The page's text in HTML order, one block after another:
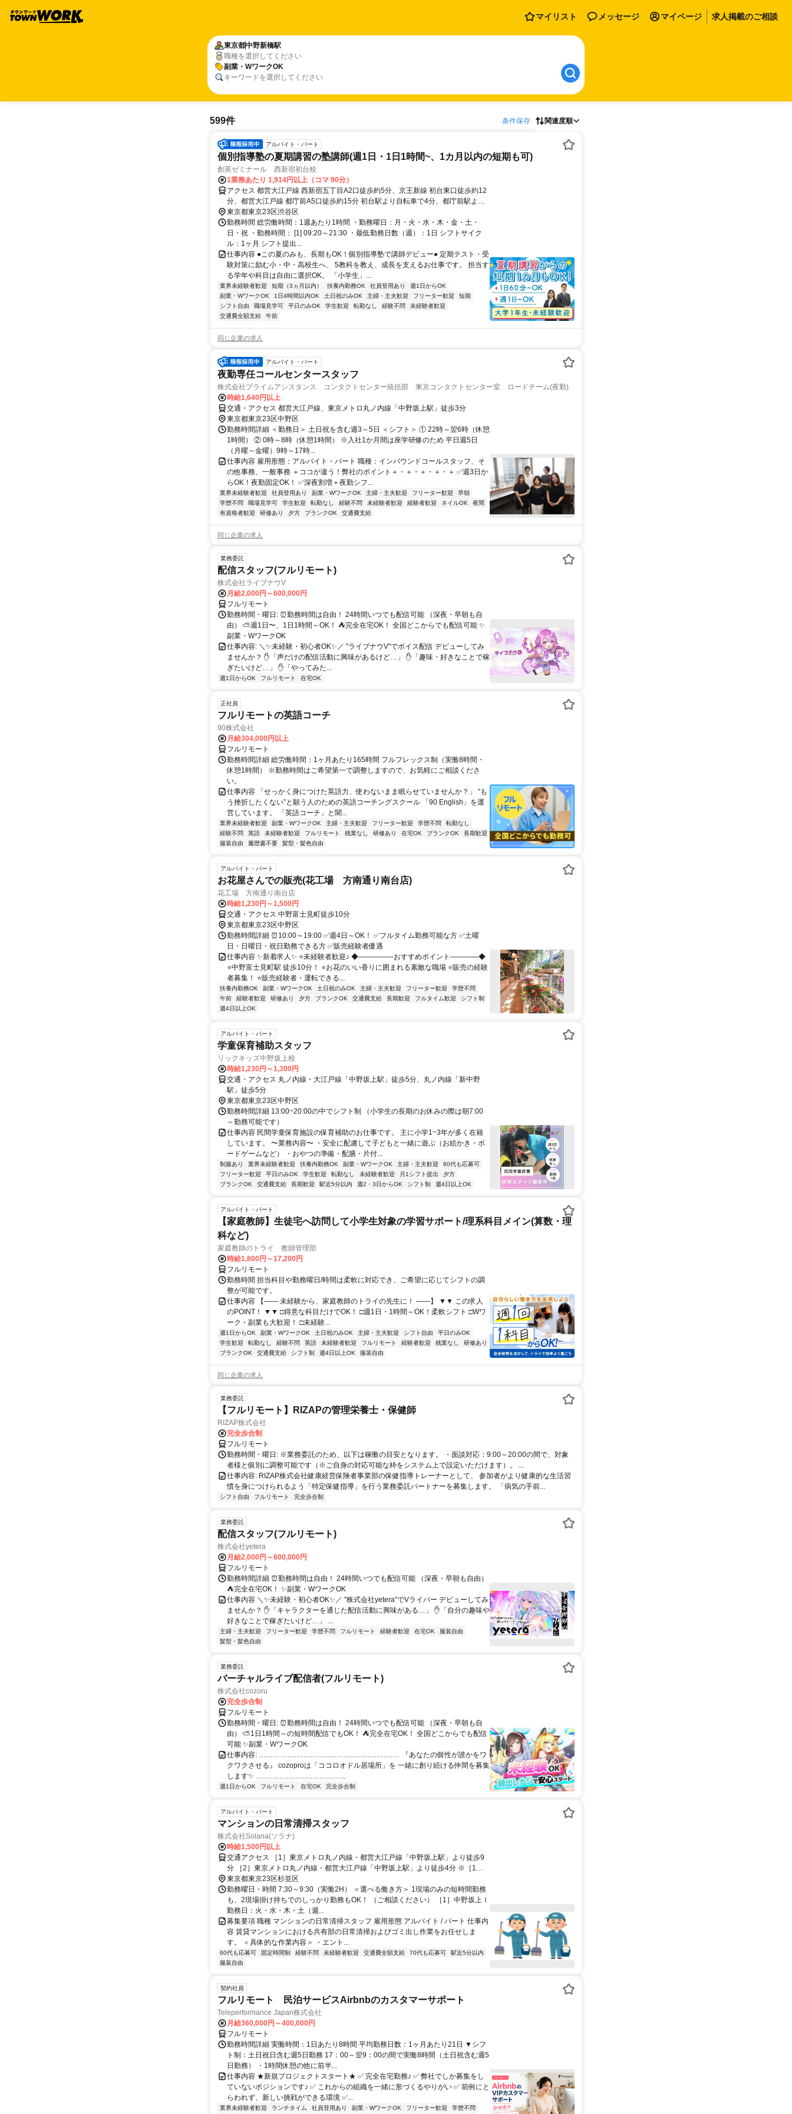
マイリスト メッセージ マイページ 求人掲載のご相談
東京都中野新橋駅
職種を選択してください
副業・WワークOK
キーワードを選択してください
599件 条件保存 関連度順
アルバイト・パート
個別指導塾の夏期講習の塾講師(週1日・1日1時間~、1カ月以内の短期も可)
創英ゼミナール 西新宿初台校
1業務あたり 1,914円以上（コマ 90分）
アクセス 都営大江戸線 西新宿五丁目A2口徒歩約5分、京王新線 初台東口徒歩約12
分、都営大江戸線 都庁前A5口徒歩約15分 初台駅より自転車で4分、都庁前駅より
自転車で6分
東京都東京23区渋谷区
勤務時間 総労働時間：1週あたり1時間 ・勤務曜日：月・火・水・木・金・土・
日・祝 ・勤務時間： [1] 09:20～21:30 ・最低勤務日数（週）：1日 シフトサイク
ル：1ヶ月 シフト提出...
仕事内容 ●この夏のみも、長期もOK！個別指導塾で講師デビュー● 定期テスト・受
験対策に励む小・中・高校生へ、 5教科を教え、成長を支えるお仕事です。 担当す
る学年や科目は自由に選択OK。 「小学生」...
業界未経験者歓迎 短期（3ヵ月以内） 扶養内勤務OK 社員登用あり
週1日からOK
副業・WワークOK
1日4時間以内OK 土日祝のみOK 主婦・主夫歓迎 フリーター歓迎
短期
シフト自由
職場見学可 平日のみOK 学生歓迎 転勤なし 経験不問
未経験者歓迎
交通費全額支給
午前
同じ企業の求人
アルバイト・パート
夜勤専任コールセンタースタッフ
株式会社プライムアシスタンス コンタクトセンター統括部 東京コンタクトセンター室 ロードチーム(夜勤)
時給1,640円以上
交通・アクセス 都営大江戸線、東京メトロ丸ノ内線「中野坂上駅」徒歩3分
東京都東京23区中野区
勤務時間詳細 ＜勤務日＞ 土日祝を含む週3～5日 ＜シフト＞ ① 22時～翌6時（休憩
1時間） ② 0時～8時（休憩1時間） ※入社1か月間は座学研修のため 平日週5日
（月曜～金曜）9時～17時...
仕事内容 雇用形態：アルバイト・パート 職種：インバウンドコールスタッフ、そ
の他事務、一般事務 ＋ココが違う！弊社のポイント＋・＋・＋・＋・＋ ✅週3日か
らOK！夜勤固定OK！ ✅深夜割増＋夜勤シフ...
業界未経験者歓迎 社員登用あり 副業・WワークOK 主婦・主夫歓迎 フリーター歓迎
早朝
学歴不問
職場見学可 学生歓迎 転勤なし 経験不問 未経験者歓迎 経験者歓迎 ネイルOK
夜間
有資格者歓迎
研修あり 夕方 ブランクOK 交通費支給
同じ企業の求人
業務委託
配信スタッフ(フルリモート)
株式会社ライブナウV
月給2,000円～600,000円
フルリモート
勤務時間・曜日: ⏰勤務時間は自由！ 24時間いつでも配信可能 （深夜・早朝も自
由） ⛅週1日〜、1日1時間～OK！ ⛺完全在宅OK！ 全国どこからでも配信可能 ✨
副業・WワークOK
仕事内容: ＼✨未経験・初心者OK✨／ "ライブナウV"でボイス配信 デビューしてみ
ませんか？ ✋「声だけの配信活動に興味があるけど…」 ✋「趣味・好きなことで稼
ぎたいけど…」 ✋「やってみた...
週1日からOK フルリモート 在宅OK
正社員
フルリモートの英語コーチ
90株式会社
月給304,000円以上
フルリモート
勤務時間詳細 総労働時間：1ヶ月あたり165時間 フルフレックス制（実働8時間・
休憩1時間） ※勤務時間はご希望第一で調整しますので、お気軽にご相談くださ
い。
仕事内容 「せっかく身につけた英語力、使わないまま眠らせていませんか？」 “も
う挫折したくない”と願う人のための英語コーチングスクール 「90 English」を運
営しています。 「英語コーチ」と聞...
業界未経験者歓迎 副業・WワークOK 主婦・主夫歓迎 フリーター歓迎 学歴不問
転勤なし
経験不問
英語 未経験者歓迎 フルリモート 残業なし 研修あり 在宅OK ブランクOK
長期歓迎
服装自由
履歴書不要 髪型・髪色自由
アルバイト・パート
お花屋さんでの販売(花工場 方南通り南台店)
花工場 方南通り南台店
時給1,230円～1,500円
交通・アクセス 中野富士見町徒歩10分
東京都東京23区中野区
勤務時間詳細 ⏰10:00～19:00 ✅週4日～OK！ ✅フルタイム勤務可能な方 ✅土曜
日・日曜日・祝日勤務できる方 ✅販売経験者優遇
仕事内容 ✨新着求人✨ ⭐未経験者歓迎♪ ◆―――――おすすめポイント――――◆
⭐中野富士見町駅 徒歩10分！ ⭐お花のいい香りに囲まれる素敵な職場 ⭐販売の経験
者募集！ ⭐販売経験者・運転できる...
扶養内勤務OK 副業・WワークOK 土日祝のみOK 主婦・主夫歓迎 フリーター歓迎
学歴不問
午前
経験者歓迎 研修あり 夕方 ブランクOK 交通費支給 長期歓迎 フルタイム歓迎
シフト制
週4日以上OK
アルバイト・パート
学童保育補助スタッフ
リックキッズ中野坂上校
時給1,230円～1,300円
交通・アクセス 丸ノ内線・大江戸線「中野坂上駅」徒歩5分、丸ノ内線「新中野
駅」徒歩5分
東京都東京23区中野区
勤務時間詳細 13:00~20:00の中でシフト制 （小学生の長期のお休みの際は朝7:00
～勤務可能です）
仕事内容 民間学童保育施設の保育補助のお仕事です。 主に小学1~3年が多く在籍
しています。 〜業務内容〜 ・安全に配慮して子どもと一緒に遊ぶ（お絵かき・ボ
ードゲームなど） ・おやつの準備・配膳・片付...
制服あり 業界未経験者歓迎 扶養内勤務OK 副業・WワークOK 主婦・主夫歓迎
60代も応募可
フリーター歓迎
平日のみOK 学生歓迎 転勤なし 未経験者歓迎 月1シフト提出
夕方
ブランクOK
交通費支給 長期歓迎 駅近5分以内 週2・3日からOK シフト制 週4日以上OK
アルバイト・パート
【家庭教師】生徒宅へ訪問して小学生対象の学習サポート/理系科目メイン(算数・理
科など)
家庭教師のトライ 教師管理部
時給1,800円～17,200円
フルリモート
勤務時間 担当科目や勤務曜日/時間は柔軟に対応でき、ご希望に応じてシフトの調
整が可能です。
仕事内容 【―― 未経験から、家庭教師のトライの先生に！ ――】 ▼▼ この求人
のPOINT！ ▼▼ □得意な科目だけでOK！ □週1日・1時間～OK！柔軟シフト □Wワ
ーク・副業も大歓迎！ □未経験...
週1日からOK 副業・WワークOK 土日祝のみOK 主婦・主夫歓迎 シフト自由
平日のみOK
学生歓迎
転勤なし 経験不問 英語 未経験者歓迎 フルリモート 経験者歓迎 残業なし
研修あり
ブランクOK
交通費支給 シフト制 週4日以上OK 服装自由
同じ企業の求人
業務委託
【フルリモート】RIZAPの管理栄養士・保健師
RIZAP株式会社
完全歩合制
フルリモート
勤務時間・曜日: ※業務委託のため、以下は稼働の目安となります。 ・面談対応：9:00～20:00の間で、対象
者様と個別に調整可能です（※ご自身の対応可能な枠をシステム上で設定いただけます）。 ...
仕事内容: RIZAP株式会社健康経営保険者事業部の保健指導トレーナーとして、 参加者がより健康的な生活習
慣を身につけられるよう「特定保健指導」を行う業務委託パートナーを募集します。 「病気の手前...
シフト自由 フルリモート 完全歩合制
業務委託
配信スタッフ(フルリモート)
株式会社yetera
月給2,000円～600,000円
フルリモート
勤務時間詳細 ⏰勤務時間は自由！ 24時間いつでも配信可能 （深夜・早朝も自由）
⛺完全在宅OK！ ✨副業・WワークOK
仕事内容 ＼✨未経験・初心者OK✨／ "株式会社yetera"でVライバー デビューしてみ
ませんか？ ✋「キャラクターを通じた配信活動に興味がある…」 ✋「自分の趣味や
好きなことで稼ぎたいけど…」 ...
主婦・主夫歓迎 フリーター歓迎 学歴不問 フルリモート 経験者歓迎 在宅OK
服装自由
髪型・髪色自由
業務委託
バーチャルライブ配信者(フルリモート)
株式会社cozoru
完全歩合制
フルリモート
勤務時間・曜日: ⏰勤務時間は自由！ 24時間いつでも配信可能 （深夜・早朝も自
由） ⛅1日1時間～の短時間配信でもOK！ ⛺完全在宅OK！ 全国どこからでも配信
可能 ✨副業・WワークOK
仕事内容: …………………………………………………… 『あなたの個性が誰かをワ
クワクさせる』 cozoproは「ココロオドル居場所」を 一緒に創り続ける仲間を募集
します✨ ………………………………...
週1日からOK フルリモート 在宅OK 完全歩合制
アルバイト・パート
マンションの日常清掃スタッフ
株式会社Solana(ソラナ)
時給1,500円以上
交通アクセス ［1］東京メトロ丸ノ内線・都営大江戸線「中野坂上駅」より徒歩9
分 ［2］東京メトロ丸ノ内線・都営大江戸線「中野坂上駅」より徒歩4分 ※［1］
［2］間も徒歩でスムーズに移動できる距離です。交通費は全額支給いたします。
東京都東京23区杉並区
勤務曜日・時間 7:30～9:30（実働2H） ＜選べる働き方＞ 1現場のみの短時間勤務
も、2現場掛け持ちでのしっかり勤務もOK！ （ご相談ください） ［1］中野坂上Ⅰ
勤務日：火・水・木・土（週...
募集要項 職種 マンションの日常清掃スタッフ 雇用形態 アルバイト / パート 仕事内
容 賃貸マンションにおける共有部の日常清掃およびゴミ出し作業をお任せしま
す。 ＜具体的な作業内容＞ ・エント...
60代も応募可 固定時間制 経験不問 未経験者歓迎 交通費全額支給 70代も応募可
駅近5分以内
服装自由
契約社員
フルリモート 民泊サービスAirbnbのカスタマーサポート
Teleperformance Japan株式会社
月給360,000円～400,000円
フルリモート
勤務時間詳細 実働時間：1日あたり8時間 平均勤務日数：1ヶ月あたり21日 ▼シフ
ト制：土日祝日含む週5日勤務 17：00～翌9：00の間で実働8時間（土日祝含む週5
日勤務） ・1時間休憩の他に前半...
仕事内容 ★新規プロジェクトスタート★ ✅ 完全在宅勤務♪ ✅ 弊社でしか募集をし
ていないポジションです♪ ✅ これからの組織を一緒に形づくるやりがい ✅ 前例にと
らわれず、新しい挑戦ができる環境 ✅...
業界未経験者歓迎 ランチタイム 社員登用あり 副業・WワークOK フリーター歓迎 学歴不問